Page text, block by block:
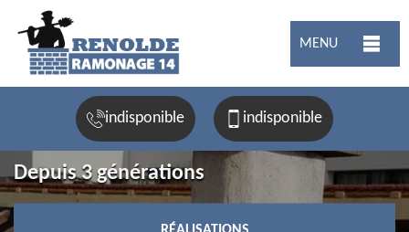
MENU
indisponible indisponible
Depuis 3 générations